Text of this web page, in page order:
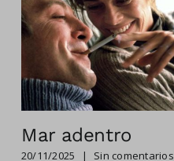
Mar adentro
20/11/2025 | Sin comentarios